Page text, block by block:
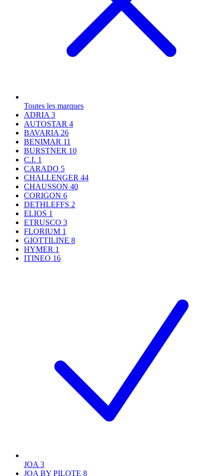
Toutes les marques
ADRIA 3
AUTOSTAR 4
BAVARIA 26
BENIMAR 11
BURSTNER 10
C.I. 1
CARADO 5
CHALLENGER 44
CHAUSSON 40
CORIGON 6
DETHLEFFS 2
ELIOS 1
ETRUSCO 3
FLORIUM 1
GIOTTILINE 8
HYMER 1
ITINEO 16
JOA 3
JOA BY PILOTE 8